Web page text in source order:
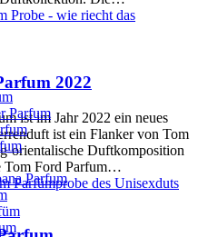
Parfum
Parfum
2022
ist im Jahr 2022 ein neues
ist ein Flanker von Tom
orientalische Duftkomposition
Tom Ford Parfum…